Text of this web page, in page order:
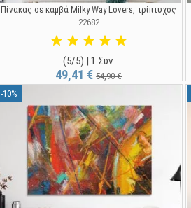
Πίνακας σε καμβά Milky Way Lovers, τρίπτυχος
22682
(5/5) | 1 Συν.
49,41 €54,90 €
-10%